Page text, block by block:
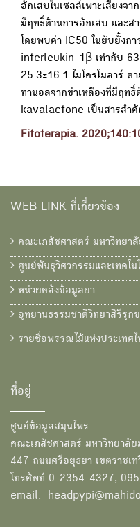
อักเสบในเซลล์เพาะเลี้ยงจ
มีฤทธิ์ต้านการอักเสบ และ
โดยพบค่า IC50 ในยับยั้งก
interleukin-1β เท่ากับ
25.3±16.1 ไมโครโมลาร์ ต
ทานอลจากข่าเหลืองที่มีฤท
kavalactone เป็นสารสำ
Fitoterapia.
WEB LINK ที่เกี่ยวข้อง
คณะเภสัชศาสตร์ มหาวิทยา
ศูนย์พันธุวิศวกรรมและเทคโ
หน่วยคลังข้อมูลยา
อุทยานธรรมชาติวิทยาสิรีรุก
รายชื่อพรรณไม้แห่งประเทศ
ที่อยู่
ศูนย์ข้อมูลสมุนไพร
คณะเภสัชศาสตร์ มหาวิทยาลั
447 ถนนศรีอยุธยา เขตราชเ
โทรศัพท์ 0-2354-4327,
email: